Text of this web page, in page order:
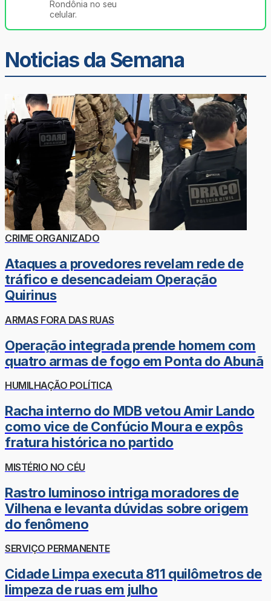
Rondônia no seu
celular.
Noticias da Semana
CRIME ORGANIZADO
Ataques a provedores revelam rede de
tráfico e desencadeiam Operação
Quirinus
ARMAS FORA DAS RUAS
Operação integrada prende homem com
quatro armas de fogo em Ponta do Abunã
HUMILHAÇÃO POLÍTICA
Racha interno do MDB vetou Amir Lando
como vice de Confúcio Moura e expôs
fratura histórica no partido
MISTÉRIO NO CÉU
Rastro luminoso intriga moradores de
Vilhena e levanta dúvidas sobre origem
do fenômeno
SERVIÇO PERMANENTE
Cidade Limpa executa 811 quilômetros de
limpeza de ruas em julho